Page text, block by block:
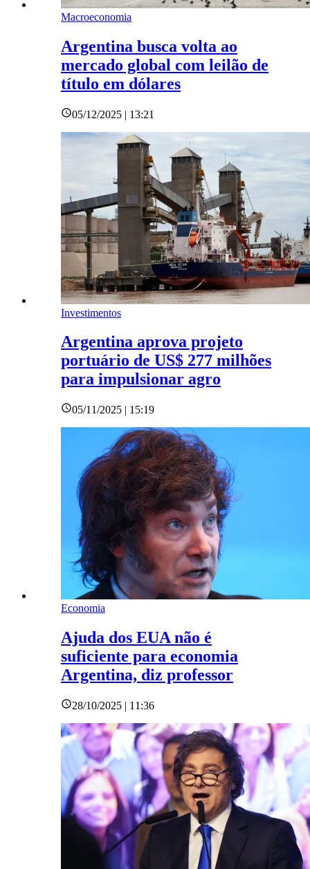
Macroeconomia
Argentina busca volta ao
mercado global com leilão de
título em dólares
05/12/2025 | 13:21
Investimentos
Argentina aprova projeto
portuário de US$ 277 milhões
para impulsionar agro
05/11/2025 | 15:19
Economia
Ajuda dos EUA não é
suficiente para economia
Argentina, diz professor
28/10/2025 | 11:36